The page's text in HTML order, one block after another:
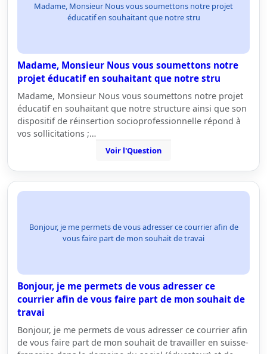
Madame, Monsieur Nous vous soumettons notre projet
éducatif en souhaitant que notre stru
Madame, Monsieur Nous vous soumettons notre
projet éducatif en souhaitant que notre stru
Madame, Monsieur Nous vous soumettons notre projet
éducatif en souhaitant que notre structure ainsi que son
dispositif de réinsertion socioprofessionnelle répond à
vos sollicitations ;…
Voir l'Question
Bonjour, je me permets de vous adresser ce courrier afin de
vous faire part de mon souhait de travai
Bonjour, je me permets de vous adresser ce
courrier afin de vous faire part de mon souhait de
travai
Bonjour, je me permets de vous adresser ce courrier afin
de vous faire part de mon souhait de travailler en suisse-